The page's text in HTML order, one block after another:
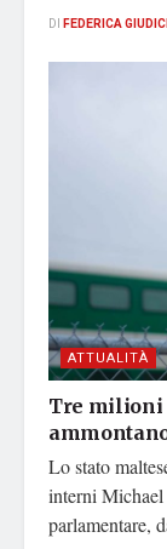
DI FEDERICA
ATTUALITÀ
Tre milioni
Lo stato
interni Michael
parlamentare,